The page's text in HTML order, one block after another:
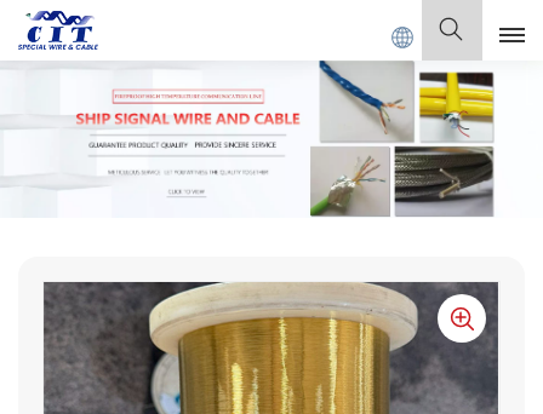
Co., Ltd. Deutsch
English
Français
Italiano
Polski